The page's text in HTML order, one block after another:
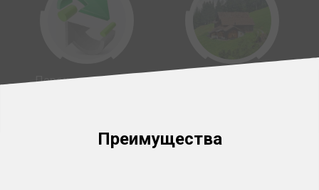
Перекредитование
Преимущества